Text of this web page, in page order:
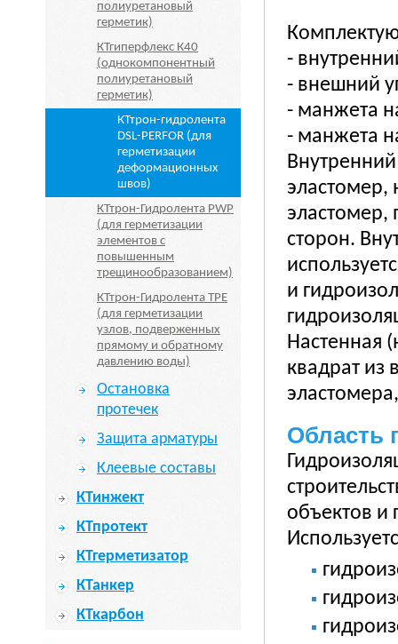
полиуретановый
герметик)
КТгиперфлекс К40
(однокомпонентный
полиуретановый
герметик)
КТтрон-гидролента
DSL-PERFOR (для
герметизации
деформационных
швов)
КТтрон-Гидролента PWP
(для герметизации
элементов с
повышенным
трещинообразованием)
КТтрон-Гидролента TPE
(для герметизации
узлов, подверженных
прямому и обратному
давлению воды)
Остановка
протечек
Защита арматуры
Клеевые составы
КТинжект
КТпротект
КТгерметизатор
КТанкер
КТкарбон
-
- внешний
- манжета
- манжета
эластомер,
сторон.
и
Настенная
квадрат из
Область
объектов и